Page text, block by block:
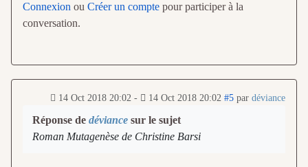
Connexion ou Créer un compte pour participer à la
conversation.
14 Oct 2018 20:02 - 14 Oct 2018 20:02 #5 par déviance
Réponse de déviance sur le sujet
Roman Mutagenèse de Christine Barsi